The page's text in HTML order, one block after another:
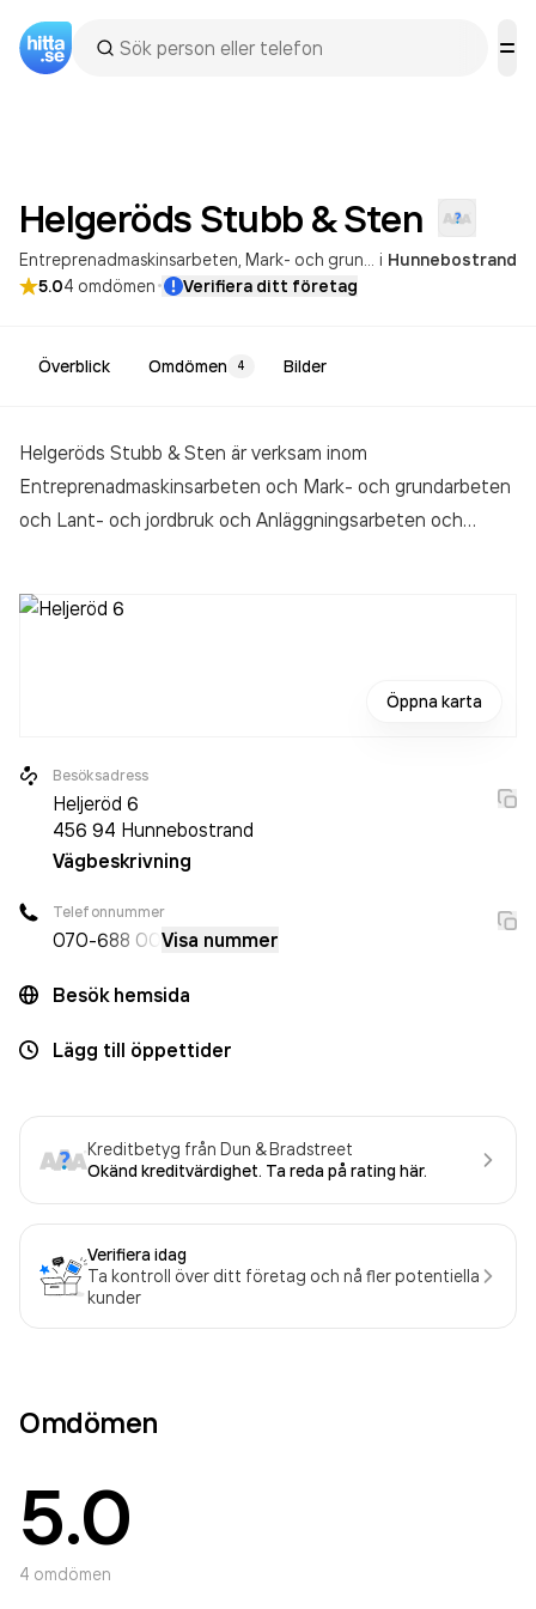
Helgeröds Stubb &Sten
Entreprenadmaskinsarbeten Mark- och grundarbeten i Hunnebostrand
5.04 omdömen· Verifiera ditt företag
Överblick Omdömen 4 Bilder
Helgeröds Stubb & Sten är verksam inom
Entreprenadmaskinsarbeten och Mark- och grundarbeten
och Lant- och jordbruk och Anläggningsarbeten och
oljeväxter och Plattsättning och Rivningsarbeten och
Öppna karta
Besöksadress
Heljeröd 6
456 94 Hunnebostrand
Vägbeskrivning
Telefonnummer
070-688 00 Visa nummer
Besök hemsida
Lägg till öppettider
Kreditbetyg från Dun & Bradstreet
Okänd kreditvärdighet. Ta reda på rating här.
Verifiera idag
Ta kontroll över ditt företag och nå fler potentiella
kunder
Omdömen
5.0
4 omdömen